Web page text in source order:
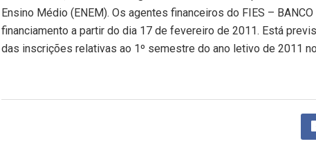
Ensino Médio (ENEM). Os agentes financeiros do FIES –
financiamento a partir do dia 17 de fevereiro de 2011. Está
das inscrições relativas ao 1º semestre do ano letivo de 2011